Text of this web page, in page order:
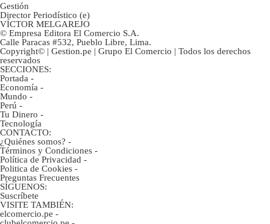
Gestión
Director Periodístico (e)
VÍCTOR MELGAREJO
© Empresa Editora El Comercio S.A.
Calle Paracas #532, Pueblo Libre, Lima.
Copyright© | Gestion.pe | Grupo El Comercio | Todos los derechos
reservados
SECCIONES:
Portada -
Economía -
Mundo -
Perú -
Tu Dinero -
Tecnología
CONTACTO:
¿Quiénes somos? -
Términos y Condiciones -
Política de Privacidad -
Politica de Cookies -
Preguntas Frecuentes
SÍGUENOS:
Suscríbete
VISITE TAMBIÉN:
elcomercio.pe -